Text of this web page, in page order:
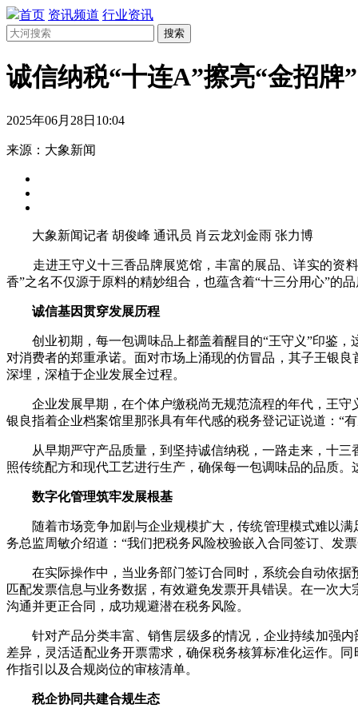
首页 资讯频道 行业资讯
搜索
诚信纳税“十连A”擦亮“金招牌”
2025年06月28日10:04
来源：大象新闻
大象新闻记者 胡俊峰 通讯员 肖云龙刘金雨 张力博
走进王守义十三香品牌展览馆，丰富的展品、详实的资料
香”之名不仅源于原料的精妙组合，也蕴含着“十三分用心”的
诚信基因贯穿发展历程
创业初期，每一包调味品上都盖着醒目的“王守义”印鉴，
对消费者的郑重承诺。面对市场上涌现的仿冒品，其子王银
深埋，深植于企业发展全过程。
企业发展早期，在个体户缴税尚无规范流程的年代，王守
银良指着企业档案馆里那张具有年代感的税务登记证说道：“
从早期严守产品质量，到坚持诚信纳税，一路走来，十三
照传统配方和现代工艺进行生产，确保每一包调味品的品质
数字化管理筑牢发展根基
随着市场竞争加剧与企业规模扩大，传统管理模式难以满
务总监周敏介绍道：“我们把税务风险校验嵌入合同签订、发
在实际操作中，当业务部门签订合同时，系统会自动依据
匹配发票信息与业务数据，有效避免发票开具错误。在一次
沟通并更正合同，成功规避潜在税务风险。
针对产品分类丰富、销售层级多的情况，企业持续加强内
差异，灵活适配业务开票需求，确保税务核算标准化运作。
作指引以及合规岗位的审核清单。
税企协同共建合规生态